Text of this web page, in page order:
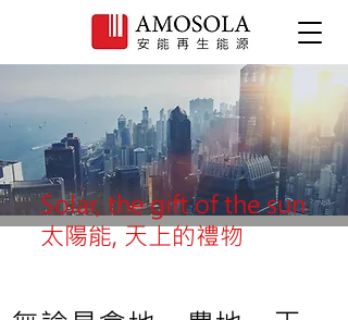
Solar, the gift of the sun
太陽能, 天上的禮物